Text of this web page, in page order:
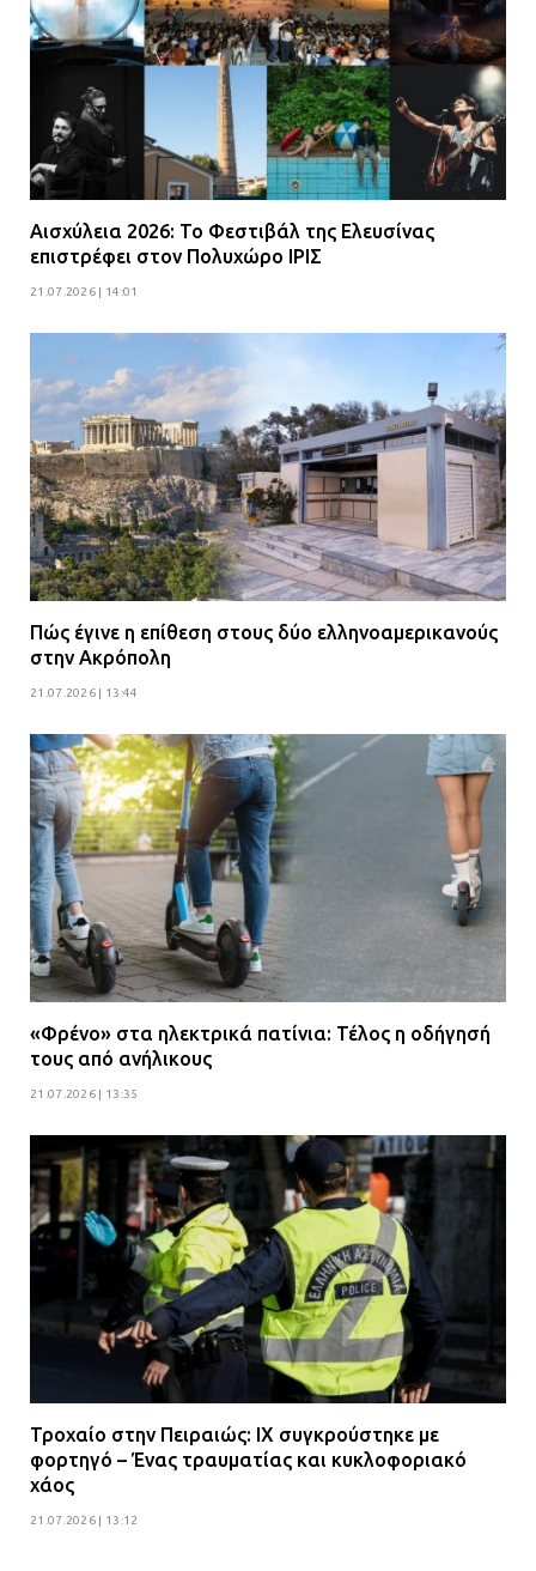
Αισχύλεια 2026: Το Φεστιβάλ της Ελευσίνας
επιστρέφει στον Πολυχώρο ΙΡΙΣ
21.07.2026 | 14:01
Πώς έγινε η επίθεση στους δύο ελληνοαμερικανούς
στην Ακρόπολη
21.07.2026 | 13:44
«Φρένο» στα ηλεκτρικά πατίνια: Τέλος η οδήγησή
τους από ανήλικους
21.07.2026 | 13:35
Τροχαίο στην Πειραιώς: ΙΧ συγκρούστηκε με
φορτηγό – Ένας τραυματίας και κυκλοφοριακό
χάος
21.07.2026 | 13:12